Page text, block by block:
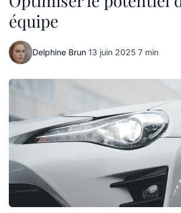
équipe
Delphine Brun·13 juin 2025·7 min